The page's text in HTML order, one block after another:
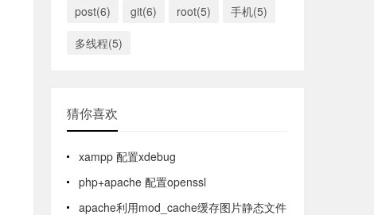
post(6)
git(6) root(5)
手机(5)
多线程(5)
猜你喜欢
xampp 配置xdebug
php+apache 配置openssl
apache利用mod_cache缓存图片静态文件